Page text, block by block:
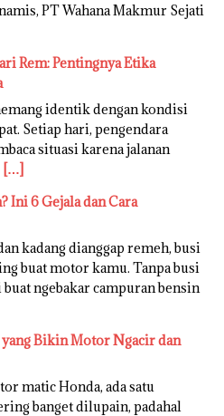
PT Wahana Makmur Sejati
Rem: Pentingnya Etika
identik dengan kondisi
Setiap hari, pengendara
situasi karena jalanan
[…]
Ini 6 Gejala dan Cara
kadang dianggap remeh, busi
buat motor kamu. Tanpa busi
ngebakar campuran bensin
yang Bikin Motor Ngacir dan
matic Honda, ada satu
banget dilupain, padahal